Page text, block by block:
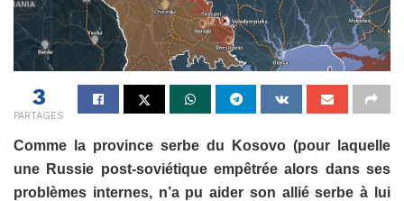
3
PARTAGES
Comme la province serbe du Kosovo (pour laquelle
une Russie post-soviétique empêtrée alors dans ses
problèmes internes, n’a pu aider son allié serbe à lui